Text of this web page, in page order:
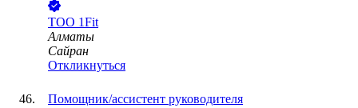
ТОО 1Fit
Алматы
Сайран
Откликнуться
Помощник/ассистент руководителя